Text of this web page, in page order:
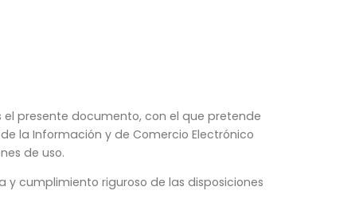
el presente documento, con el que pretende
la Información y de Comercio Electrónico
de uso.
cumplimiento riguroso de las disposiciones